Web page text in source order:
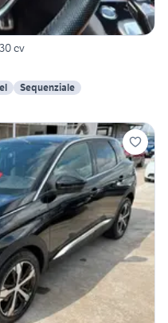
130 cv
Sequenziale